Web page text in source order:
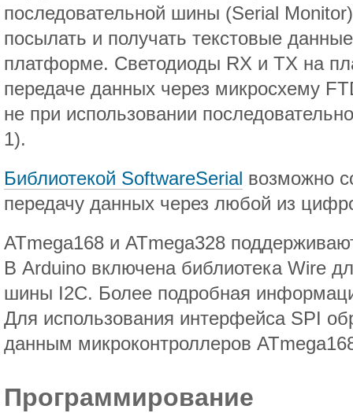
последовательной шины (Serial
посылать и получать текстовые
платформе. Светодиоды RX и TX на
передаче данных через микросхему
не при использовании
1).
Библиотекой SoftwareSerial возможно
передачу данных через любой из
ATmega168 и ATmega328
В Arduino включена библиотека Wire
шины I2C. Более подробная
Для использования интерфейса SPI
данным микроконтроллеров
Программирование